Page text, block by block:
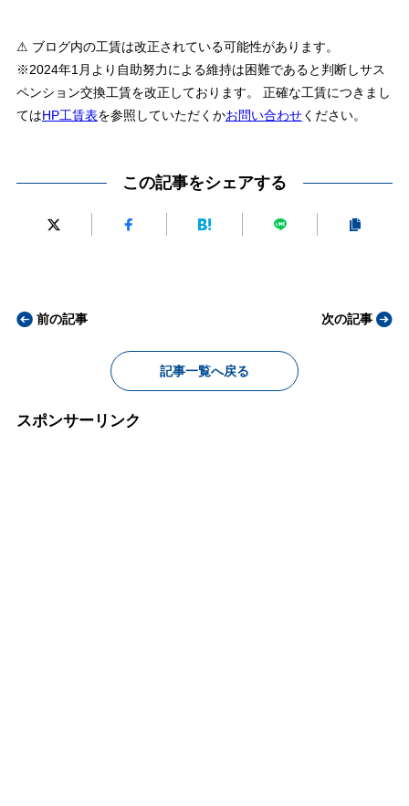
⚠ ブログ内の工賃は改正されている可能性があります。
※2024年1月より自助努力による維持は困難であると判断しサス
ペンション交換工賃を改正しております。 正確な工賃につきまし
てはHP工賃表を参照していただくかお問い合わせください。
この記事をシェアする
前の記事
記事一覧へ戻る
次の記事
スポンサーリンク